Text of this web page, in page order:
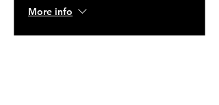
More info
Price